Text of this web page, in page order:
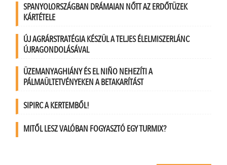
SPANYOLORSZÁGBAN DRÁMAIAN NŐTT AZ ERDŐTÜZEK
KÁRTÉTELE
ÚJ AGRÁRSTRATÉGIA KÉSZÜL A TELJES ÉLELMISZERLÁNC
ÚJRAGONDOLÁSÁVAL
ÜZEMANYAGHIÁNY ÉS EL NIÑO NEHEZÍTI A
PÁLMAÜLTETVÉNYEKEN A BETAKARÍTÁST
SIPIRC A KERTEMBŐL!
MITŐL LESZ VALÓBAN FOGYASZTÓ EGY TURMIX?